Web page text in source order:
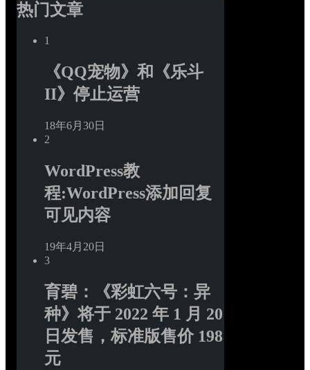
热门文章
1
《QQ宠物》和《乐斗
II》停止运营
18年6月30日
2
WordPress教
程:WordPress添加回复
可见内容
19年4月20日
3
育碧：《彩虹六号：异
种》将于 2022 年 1 月 20
日发售，标准版售价 198
元